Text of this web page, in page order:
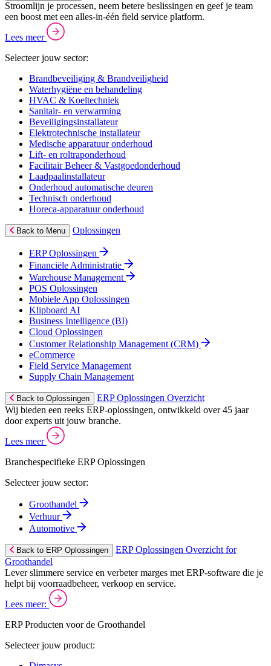
Stroomlijn je processen, neem betere beslissingen en geef je team
een boost met een alles-in-één field service platform.
Lees meer
Selecteer jouw sector:
Brandbeveiliging & Brandveiligheid
Waterhygiëne en behandeling
HVAC & Koeltechniek
Sanitair- en verwarming
Beveiligingsinstallateur
Elektrotechnische installateur
Medische apparatuur onderhoud
Lift- en roltraponderhoud
Facilitair Beheer & Vastgoedonderhoud
Laadpaalinstallateur
Onderhoud automatische deuren
Technisch onderhoud
Horeca-apparatuur onderhoud
Back to Menu Oplossingen
ERP Oplossingen
Financiële Administratie
Warehouse Management
POS Oplossingen
Mobiele App Oplossingen
Klipboard AI
Business Intelligence (BI)
Cloud Oplossingen
Customer Relationship Management (CRM)
eCommerce
Field Service Management
Supply Chain Management
Back to Oplossingen
ERP Oplossingen Overzicht
Wij bieden een reeks ERP-oplossingen, ontwikkeld over 45 jaar
door experts uit jouw branche.
Lees meer
Branchespecifieke ERP Oplossingen
Selecteer jouw sector:
Groothandel
Verhuur
Automotive
Back to ERP Oplossingen
ERP Oplossingen Overzicht for
Groothandel
Lever slimmere service en verbeter marges met ERP-software die je
helpt bij voorraadbeheer, verkoop en service.
Lees meer:
ERP Producten voor de Groothandel
Selecteer jouw product: